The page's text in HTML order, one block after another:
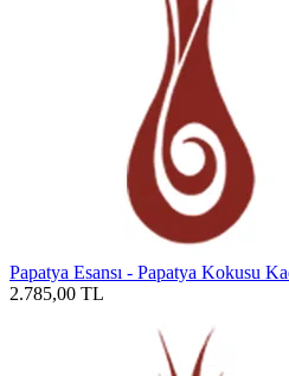
Papatya Esansı - Papatya Kokusu
2.785,00 TL